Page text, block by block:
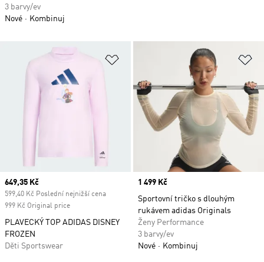
Přidat do seznamu přání
Current price
649,35 Kč
599,40 Kč Poslední nejnižší cena
999 Kč Original price
PLAVECKÝ TOP ADIDAS DISNEY
FROZEN
Děti Sportswear
Price
1 499 Kč
Sportovní tričko s dlouhým
rukávem adidas Originals
Ženy Performance
3 barvy/ev
Nové
Kombinuj
3 barvy/ev
Nové
Kombinuj